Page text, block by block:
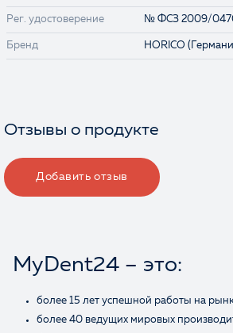
Рег. удостоверение № ФСЗ 2009/
Бренд HORICO
Отзывы о продукте
Добавить отзыв
MyDent24 – это:
более 15 лет успешной работы на
более 40 ведущих мировых